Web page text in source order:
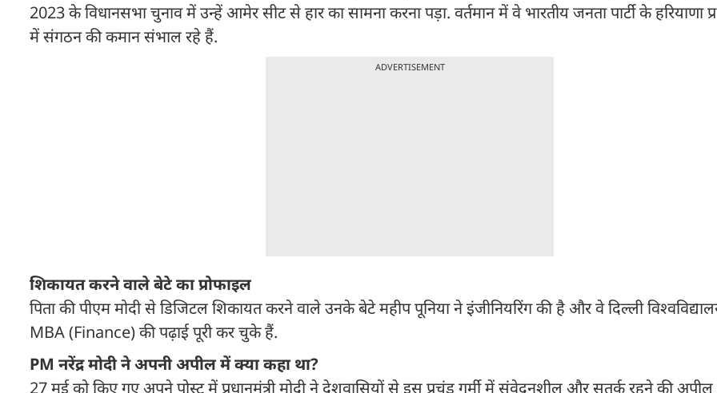
2023 के विधानसभा चुनाव में उन्हें आमेर सीट से हार का सामना करना पड़ा. वर्तमान में वे भारतीय जनता पार्टी के हरियाणा
में संगठन की कमान संभाल रहे हैं.
ADVERTISEMENT
शिकायत करने वाले बेटे का प्रोफाइल
पिता की पीएम मोदी से डिजिटल शिकायत करने वाले उनके बेटे महीप पूनिया ने इंजीनियरिंग की है और वे दिल्ली
MBA (Finance) की पढ़ाई पूरी कर चुके हैं.
PM नरेंद्र मोदी ने अपनी अपील में क्या कहा था?
27 मई को किए गए अपने पोस्ट में प्रधानमंत्री मोदी ने देशवासियों से इस प्रचंड गर्मी में संवेदनशील और सतर्क रहने की